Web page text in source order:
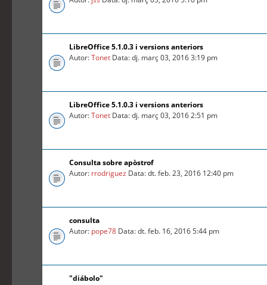
LibreOffice 5.1.0.3 i versions anteriors
Autor:Tonet Data: dj. març 03, 2016 3:19 pm
LibreOffice 5.1.0.3 i versions anteriors
Autor:Tonet Data: dj. març 03, 2016 2:51 pm
Consulta sobre apòstrof
Autor: rrodriguez Data: dt. feb. 23, 2016 12:40 pm
consulta
Autor: pope78 Data: dt. feb. 16, 2016 5:44 pm
"diábolo"